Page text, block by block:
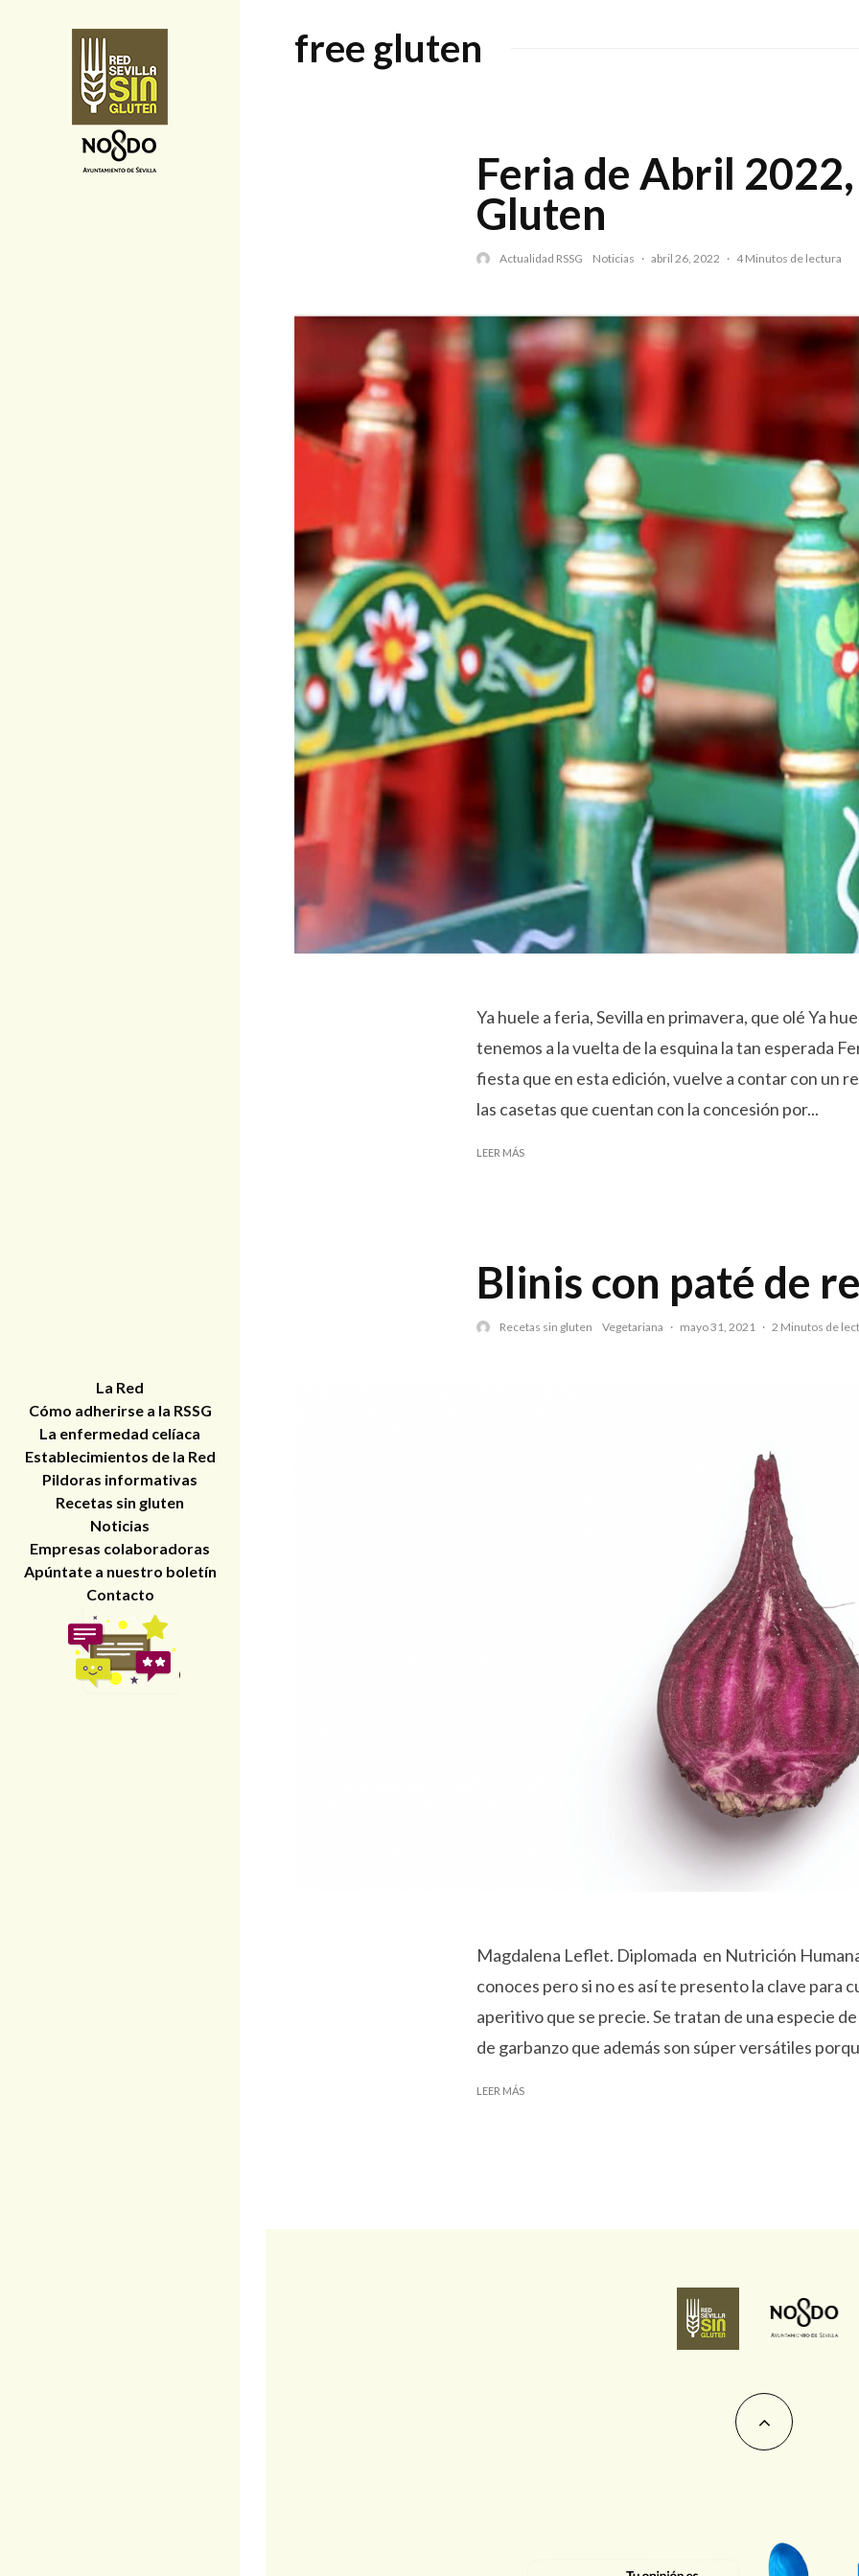
free gluten
Feria de Abril
Gluten
Actualidad RSSG Noticias · abril 26, 2022 · 4 Minutos de lectura
Ya huele a feria, Sevilla en primavera, que olé Ya
tenemos a la vuelta de la esquina la tan esperada
fiesta que en esta edición, vuelve a contar con un
las casetas que cuentan con la concesión por...
LEER MÁS
Blinis con paté de
Recetas sin gluten Vegetariana · mayo 31, 2021 · 2 Minutos de
Magdalena Leflet. Diplomada en Nutrición
conoces pero si no es así te presento la clave para
aperitivo que se precie. Se tratan de una especie
de garbanzo que además son súper versátiles
LEER MÁS
La Red
Cómo adherirse a la RSSG
La enfermedad celíaca
Establecimientos de la Red
Pildoras informativas
Recetas sin gluten
Noticias
Empresas colaboradoras
Apúntate a nuestro boletín
Contacto